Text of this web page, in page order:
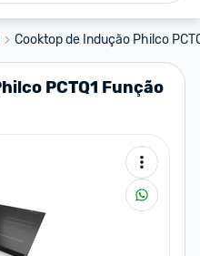
Cooktop de Indução Philco
PCTQ1 Função